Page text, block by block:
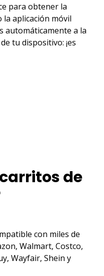
para obtener la
aplicación móvil
automáticamente a la
tu dispositivo: ¡es
de
con miles de
Walmart, Costco,
Wayfair, Shein y